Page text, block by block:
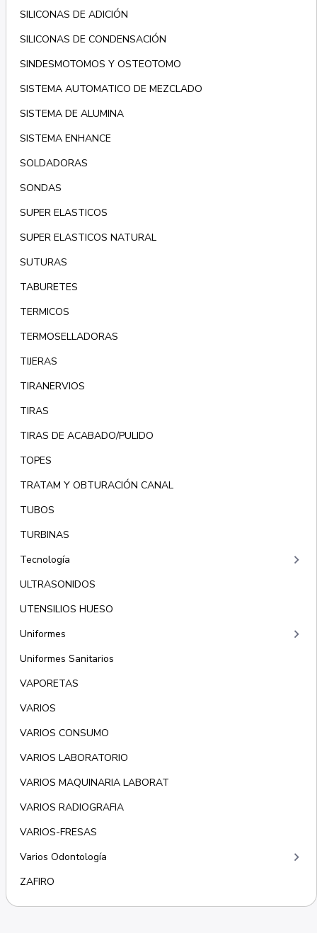
SILICONAS DE ADICIÓN
SILICONAS DE CONDENSACIÓN
SINDESMOTOMOS Y OSTEOTOMO
SISTEMA AUTOMATICO DE MEZCLADO
SISTEMA DE ALUMINA
SISTEMA ENHANCE
SOLDADORAS
SONDAS
SUPER ELASTICOS
SUPER ELASTICOS NATURAL
SUTURAS
TABURETES
TERMICOS
TERMOSELLADORAS
TIJERAS
TIRANERVIOS
TIRAS
TIRAS DE ACABADO/PULIDO
TOPES
TRATAM Y OBTURACIÓN CANAL
TUBOS
TURBINAS
Tecnología
keyboard_arrow_right
ULTRASONIDOS
UTENSILIOS HUESO
Uniformes
keyboard_arrow_right
Uniformes Sanitarios
VAPORETAS
VARIOS
VARIOS CONSUMO
VARIOS LABORATORIO
VARIOS MAQUINARIA LABORAT
VARIOS RADIOGRAFIA
VARIOS-FRESAS
Varios Odontología
keyboard_arrow_right
ZAFIRO